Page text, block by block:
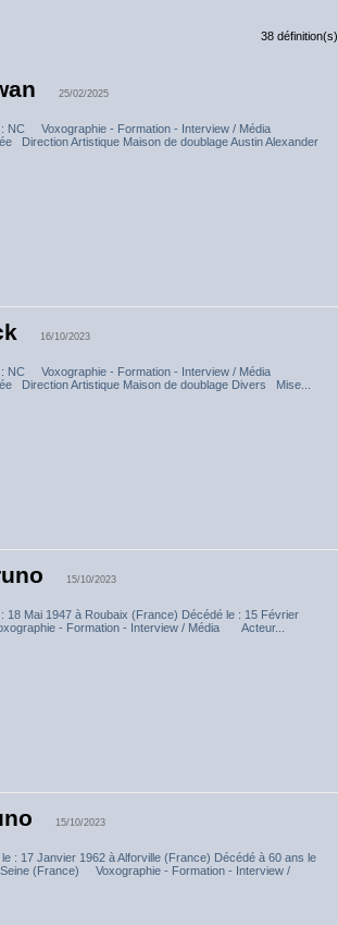
38 définition(s)
25/02/2025
: NC Voxographie - Formation - Interview / Média
Direction Artistique Maison de doublage Austin Alexander
16/10/2023
: NC Voxographie - Formation - Interview / Média
Direction Artistique Maison de doublage Divers Mise...
15/10/2023
18 Mai 1947 à Roubaix (France) Décédé le : 15 Février
- Formation - Interview / Média Acteur...
15/10/2023
: 17 Janvier 1962 à Alforville (France) Décédé à 60 ans le
(France) Voxographie - Formation - Interview /